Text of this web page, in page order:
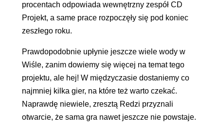
procentach odpowiada wewnętrzny zespół CD
Projekt, a same prace rozpoczęły się pod koniec
zeszłego roku.
Prawdopodobnie upłynie jeszcze wiele wody w
Wiśle, zanim dowiemy się więcej na temat tego
projektu, ale hej! W międzyczasie dostaniemy co
najmniej kilka gier, na które też warto czekać.
Naprawdę niewiele, zresztą Redzi przyznali
otwarcie, że sama gra nawet jeszcze nie powstaje.